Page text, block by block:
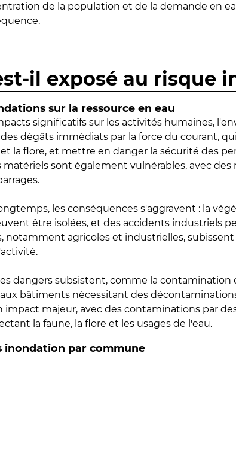
de la population et de la demande en
il exposé au risque
sur la ressource en eau
significatifs sur les activités humaines,
dégâts immédiats par la force du courant,
la flore, et mettre en danger la sécurité des
sont également vulnérables, avec des
les conséquences s'aggravent : la
être isolées, et des accidents industriels
notamment agricoles et industrielles,
dangers subsistent, comme la contamination
bâtiments nécessitant des
impact majeur, avec des contaminations par
la faune, la flore et les usages de l'eau.
inondation par commune